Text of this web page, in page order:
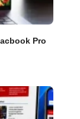
Pro